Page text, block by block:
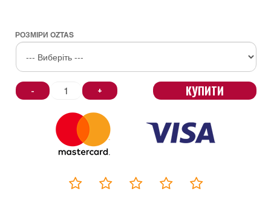
РОЗМІРИ OZTAS
- + КУПИТИ